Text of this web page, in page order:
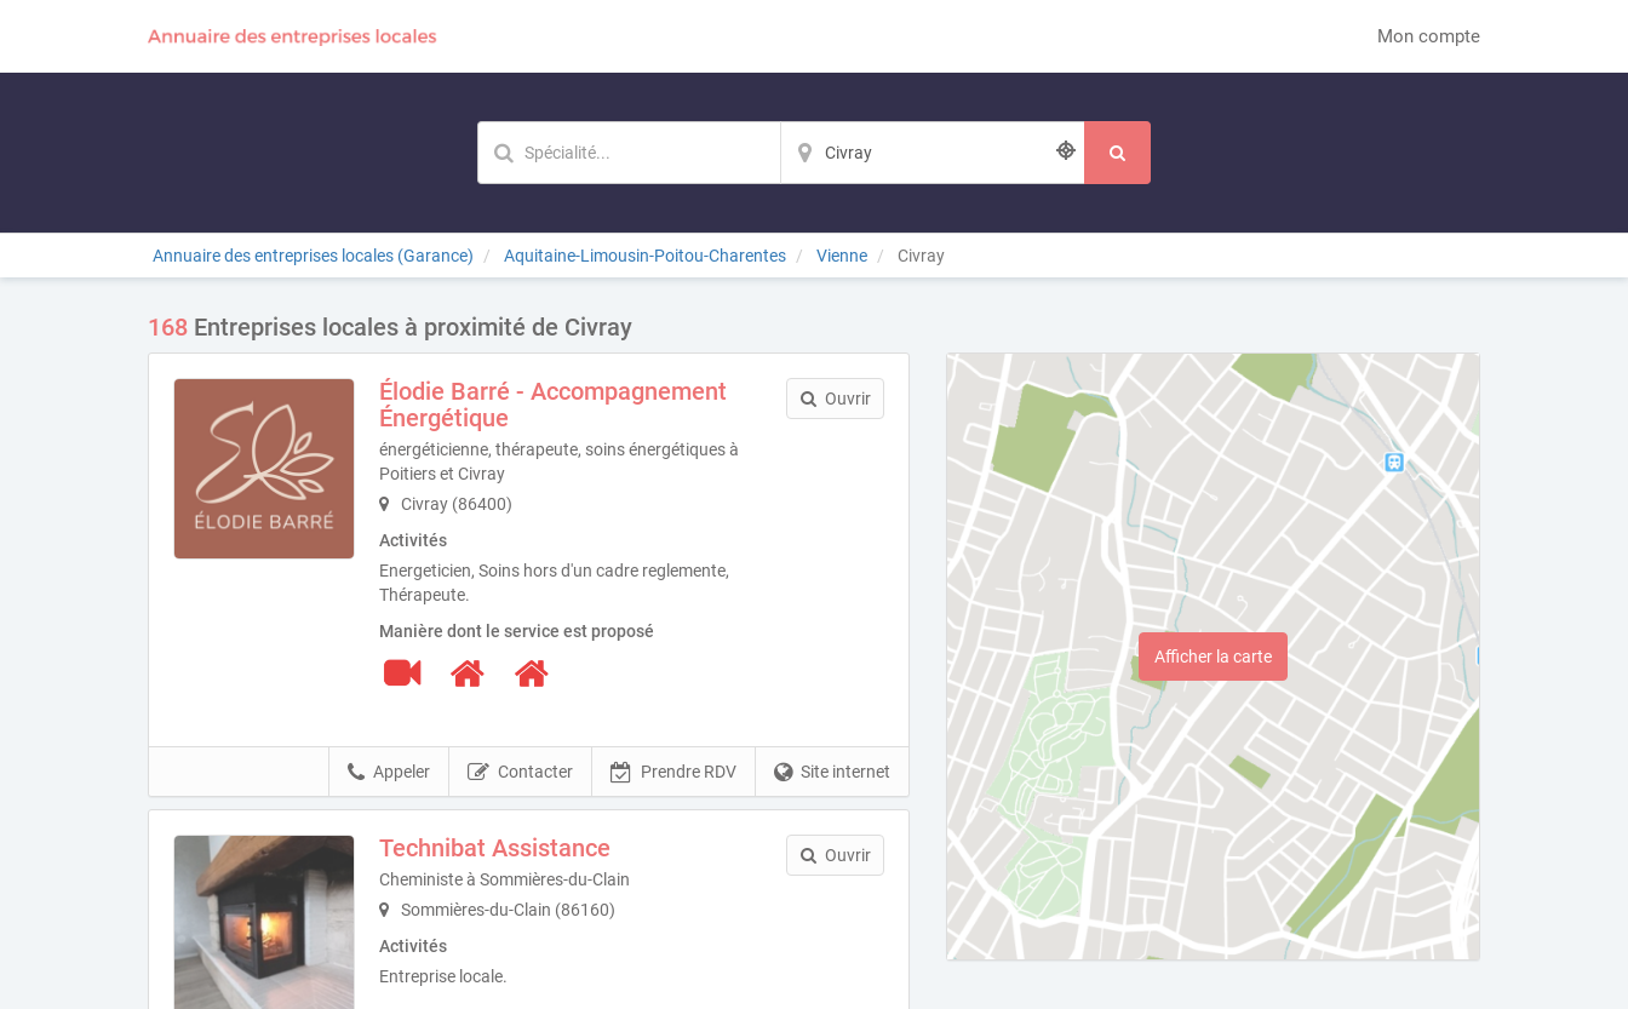
Mon compte
Annuaire des entreprises locales (Garance) Aquitaine-Limousin-Poitou-Charentes Vienne Civray
168 Entreprises locales à proximité de Civray
Élodie Barré - Accompagnement
Énergétique
énergéticienne, thérapeute, soins énergétiques à
Poitiers et Civray
Civray (86400)
Activités
Energeticien, Soins hors d'un cadre reglemente,
Thérapeute.
Manière dont le service est proposé
Ouvrir
Site internet
Prendre RDV
Contacter
Appeler
Technibat Assistance
Cheministe à Sommières-du-Clain
Sommières-du-Clain (86160)
Activités
Entreprise locale.
Ouvrir
Afficher la carte